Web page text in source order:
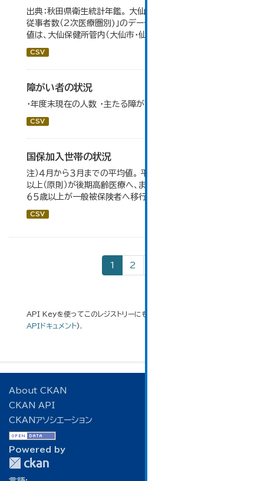
出典：秋田県衛生統計年鑑。 大仙市の統計「11-12 病院の
従事者数（2次医療圏別)」のデータを参照しています。 数
値は、大仙保健所管内（大仙市・仙北市・美郷町）の総数。
CSV
障がい者の状況
・年度末現在の人数 ・主たる障がい部位でカウント
CSV
国保加入世帯の状況
注）４月から３月までの平均値。 平成２０年４月から、７５歳
以上（原則）が後期高齢医療へ、また、退職被保険者のうち
６５歳以上が一般被保険者へ移行。
CSV
1 2
API Keyを使ってこのレジストリーにもアクセス可能です
APIドキュメント).
About CKAN
CKAN API
CKANアソシエーション
Powered by